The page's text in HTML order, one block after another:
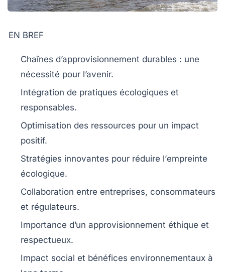
EN BREF
Chaînes d’approvisionnement durables : une
nécessité pour l’avenir.
Intégration de pratiques écologiques et
responsables.
Optimisation des ressources pour un impact
positif.
Stratégies innovantes pour réduire l’empreinte
écologique.
Collaboration entre entreprises, consommateurs
et régulateurs.
Importance d’un approvisionnement éthique et
respectueux.
Impact social et bénéfices environnementaux à